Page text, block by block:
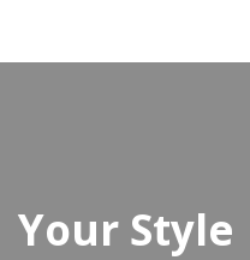
Your Style